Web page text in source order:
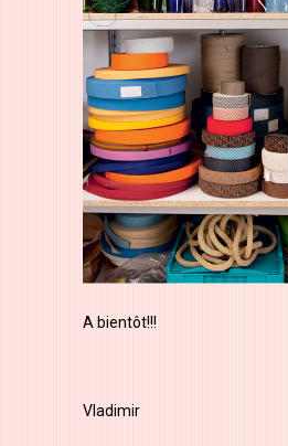
A bientôt!!!
Vladimir